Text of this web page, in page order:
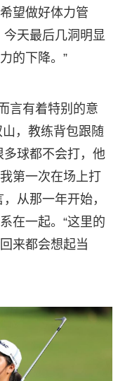
望做好体力管
天最后几洞明显
的下降。”
言有着特别的意
，教练背包跟随
多球都不会打，他
第一次在场上打
从那一年开始，
在一起。“这里的
来都会想起当